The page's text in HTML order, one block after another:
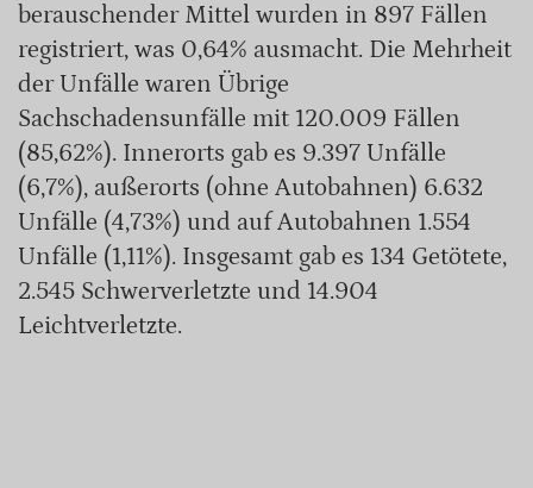
berauschender Mittel wurden in 897 Fällen
registriert, was 0,64% ausmacht. Die Mehrheit
der Unfälle waren Übrige
Sachschadensunfälle mit 120.009 Fällen
(85,62%). Innerorts gab es 9.397 Unfälle
(6,7%), außerorts (ohne Autobahnen) 6.632
Unfälle (4,73%) und auf Autobahnen 1.554
Unfälle (1,11%). Insgesamt gab es 134 Getötete,
2.545 Schwerverletzte und 14.904
Leichtverletzte.